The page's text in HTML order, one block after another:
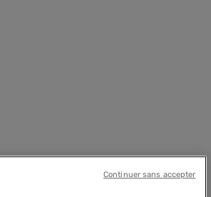
Continuer sans accepter